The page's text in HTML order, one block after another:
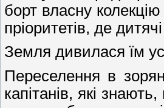
борт власну
пріоритетів, де
Земля дивилася їм
Переселення в
капітанів, які